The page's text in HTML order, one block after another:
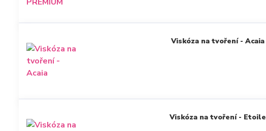
Viskóza na tvoření - Acaia
Viskóza na tvoření - Etoile